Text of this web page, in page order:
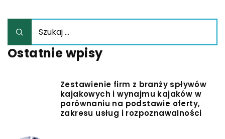
Ostatnie wpisy
Zestawienie firm z branży spływów
kajakowych i wynajmu kajaków w
porównaniu na podstawie oferty,
zakresu usług i rozpoznawalności